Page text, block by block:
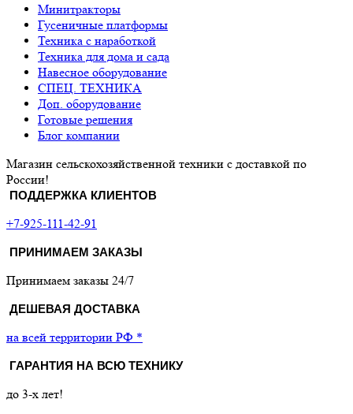
Минитракторы
Гусеничные платформы
Техника с наработкой
Техника для дома и сада
Навесное оборудование
СПЕЦ. ТЕХНИКА
Доп. оборудование
Готовые решения
Блог компании
Магазин сельскохозяйственной техники с доставкой по
России!
ПОДДЕРЖКА КЛИЕНТОВ
+7-925-111-42-91
ПРИНИМАЕМ ЗАКАЗЫ
Принимаем заказы 24/7
ДЕШЕВАЯ ДОСТАВКА
на всей территории РФ *
ГАРАНТИЯ НА ВСЮ ТЕХНИКУ
до 3-х лет!